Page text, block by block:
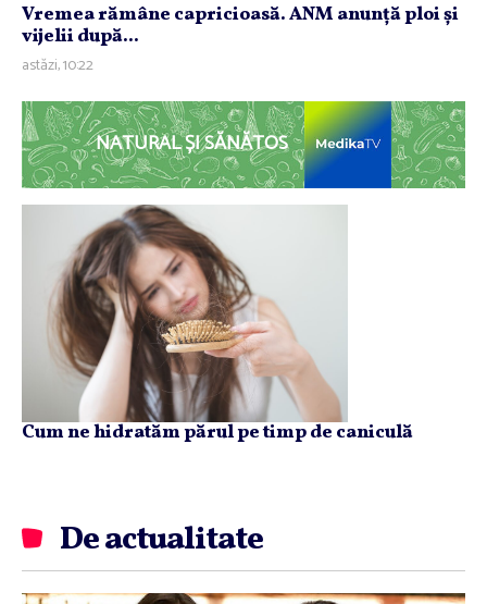
Vremea rămâne capricioasă. ANM anunţă ploi şi
vijelii după...
astăzi, 10:22
NATURAL ȘI SĂNĂTOS
Cum ne hidratăm părul pe timp de caniculă
De actualitate